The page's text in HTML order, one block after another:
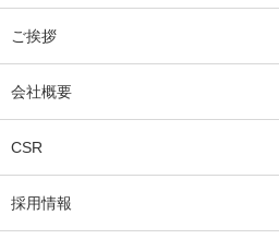
ご挨拶
会社概要
CSR
採用情報